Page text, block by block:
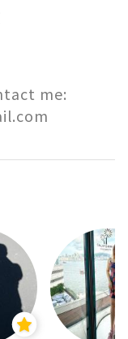
me: